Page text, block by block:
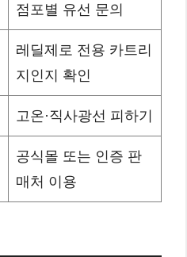
점포별 유선 문의
레딜제로 전용 카트리
지인지 확인
고온·직사광선 피하기
공식몰 또는 인증 판
매처 이용